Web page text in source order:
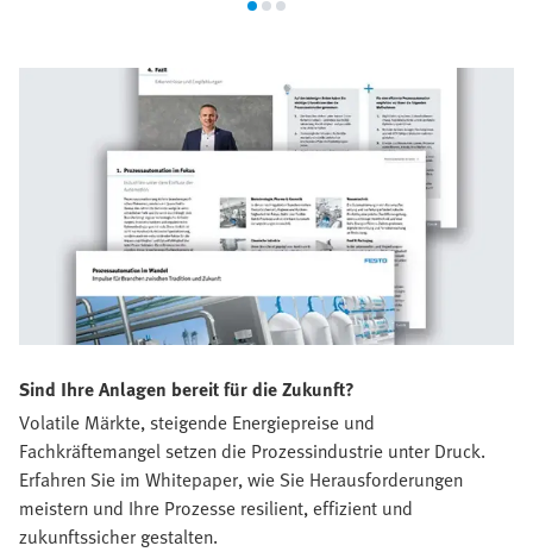
Sind Ihre Anlagen bereit für die Zukunft?
Volatile Märkte, steigende Energiepreise und
Fachkräftemangel setzen die Prozessindustrie unter Druck.
Erfahren Sie im Whitepaper, wie Sie Herausforderungen
meistern und Ihre Prozesse resilient, effizient und
zukunftssicher gestalten.